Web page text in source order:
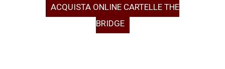
ACQUISTA ONLINE CARTELLE THE
BRIDGE